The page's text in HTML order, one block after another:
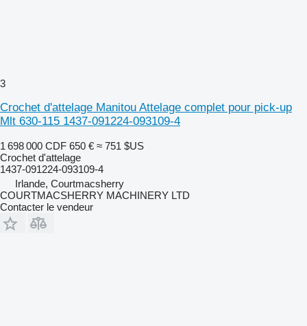
3
Crochet d'attelage Manitou Attelage complet pour pick-up
Mlt 630-115 1437-091224-093109-4
1 698 000 CDF 650 € ≈ 751 $US
Crochet d'attelage
1437-091224-093109-4
Irlande, Courtmacsherry
COURTMACSHERRY MACHINERY LTD
Contacter le vendeur